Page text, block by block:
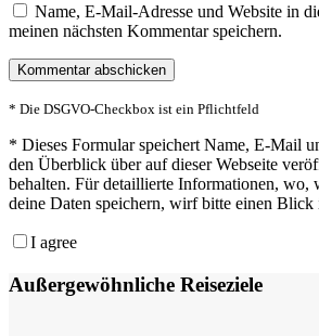
Name, E-Mail-Adresse und Website in
meinen nächsten Kommentar speichern.
* Die DSGVO-Checkbox ist ein Pflichtfeld
* Dieses Formular speichert Name, E-Mail
den Überblick über auf dieser Webseite
behalten. Für detaillierte Informationen, wo,
deine Daten speichern, wirf bitte einen Blick
I agree
Außergewöhnliche Reiseziele